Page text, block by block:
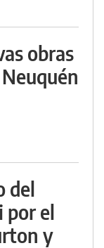
obras
del
por el
y